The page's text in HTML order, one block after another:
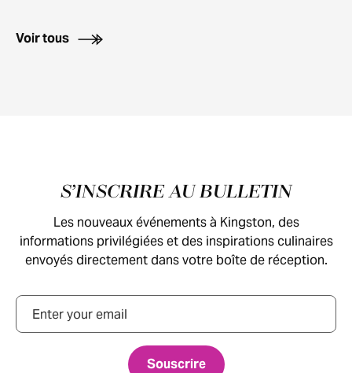
Voir tous
Pied de pageS’INSCRIRE AU BULLETIN
Les nouveaux événements à Kingston, des
informations privilégiées et des inspirations culinaires
envoyés directement dans votre boîte de réception.
Courriel